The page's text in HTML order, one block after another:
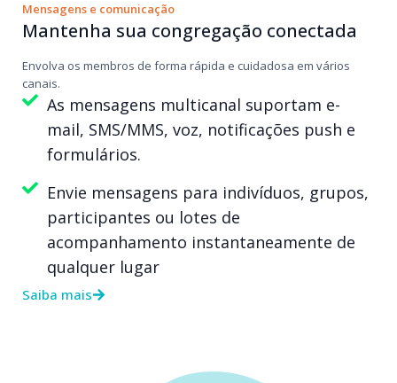
Mensagens e comunicação
Mantenha sua congregação conectada
Envolva os membros de forma rápida e cuidadosa em vários
canais.
As mensagens multicanal suportam e-
mail, SMS/MMS, voz, notificações push e
formulários.
Envie mensagens para indivíduos, grupos,
participantes ou lotes de
acompanhamento instantaneamente de
qualquer lugar
Saiba mais